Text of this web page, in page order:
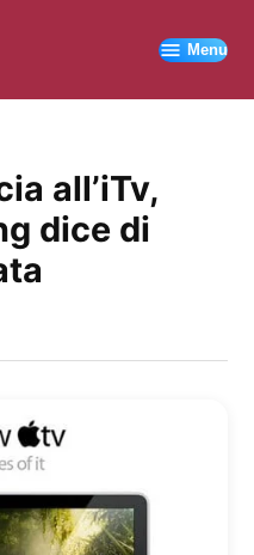
Menu
all’iTv,
dice di